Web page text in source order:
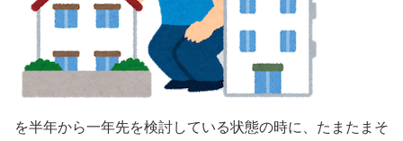
を半年から一年先を検討している状態の時に、たまたまそ